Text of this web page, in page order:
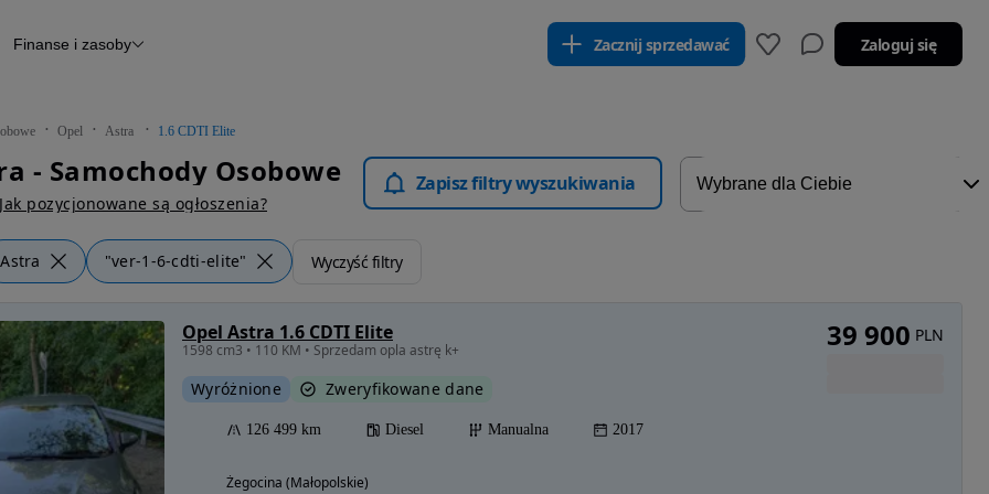
Raport z inspekcji
Otomoto News
Finanse i zasoby Zacznij sprzedawać Zaloguj się
Opel Astra 1.6 CDTI Elite
- Samochody Osobowe
Jak pozycjonowane są ogłoszenia?
Zapisz filtry wyszukiwania
Astra "ver-1-6-cdti-elite" Wyczyść filtry
Opel Astra 1.6 CDTI Elite
1598 cm3 • 110 KM • Sprzedam opla astrę k+
Wyróżnione Zweryfikowane dane
126 499 km Diesel Manualna 2017
Żegocina (Małopolskie)
39 900 PLN